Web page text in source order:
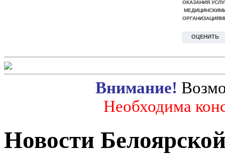
Внимание!
Необходима
Новости